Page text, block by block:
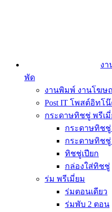
ง
พัด
งานพิมพ์ งานโฆษ
Post IT โพสต์อิทโ
กระดาษทิชชู่ พรีเมี่
กระดาษทิช
กระดาษทิช
ทิชชู่เปียก
กล่องใส่ทิชชู่
ร่ม พรีเมี่ยม
ร่มตอนเดียว
ร่มพับ 2 ตอน